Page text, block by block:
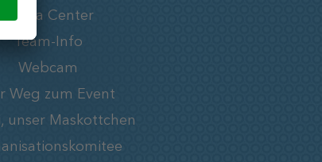
Media Center
Team-Info
Webcam
Weg zum Event
unser Maskottchen